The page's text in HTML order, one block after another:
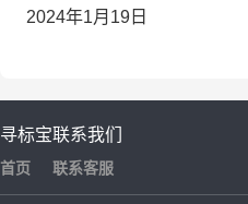
2024年1月19日
寻标宝
首页
联系我们
联系客服